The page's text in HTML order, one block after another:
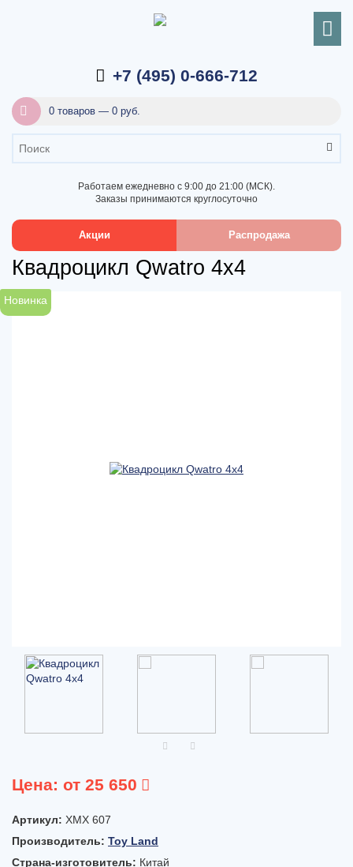
+7 (495) 0-666-712
0 товаров — 0 руб.
Работаем ежедневно с 9:00 до 21:00 (МСК).
Заказы принимаются круглосуточно
Акции Распродажа
Квадроцикл Qwatro 4х4
Новинка
Цена: от 25 650
Артикул: XMX 607
Производитель: Toy Land
Страна-изготовитель: Китай